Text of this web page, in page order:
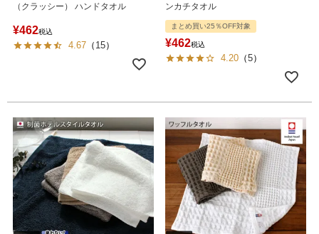
（クラッシー） ハンドタオル
¥462税込
4.67 （ 15）
ンカチタオル
まとめ買い25％OFF対象
¥462税込
4.20 （5）